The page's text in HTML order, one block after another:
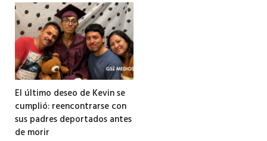
El último deseo de Kevin se
cumplió: reencontrarse con
sus padres deportados antes
de morir